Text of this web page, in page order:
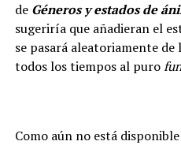
deGéneros y estados de
sugeriría que añadieran el
se pasará aleatoriamente
todos los tiempos al puro
Como aún no está